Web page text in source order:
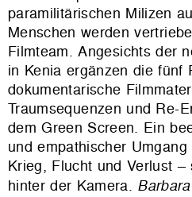
paramilitärischen Milizen
Menschen werden
Filmteam. Angesichts der
in Kenia ergänzen die fünf
dokumentarische
Traumsequenzen und Re-
dem Green Screen. Ein
und empathischer
Krieg, Flucht und Verlust
hinter der Kamera.